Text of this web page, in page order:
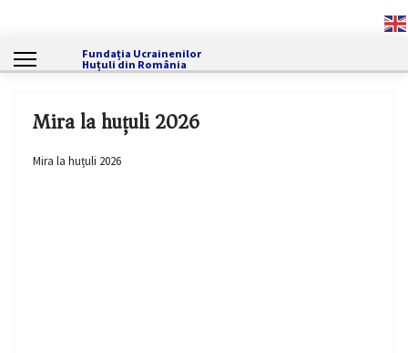
Fundația Ucrainenilor
Huțuli din România
Mira la huțuli 2026
Mira la huțuli 2026